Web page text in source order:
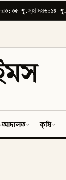
৩:৩৫ পূ.সূর্যোদয়৬:১৪ পূ.
কৃষি